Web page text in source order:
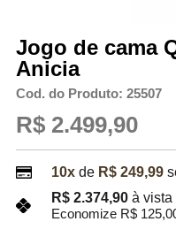
Jogo de cama
Anicia
Cod. do Produto: 25507
R$ 2.499,90
10xde R$ 249,99
R$ 2.374,90 à vista
Economize R$